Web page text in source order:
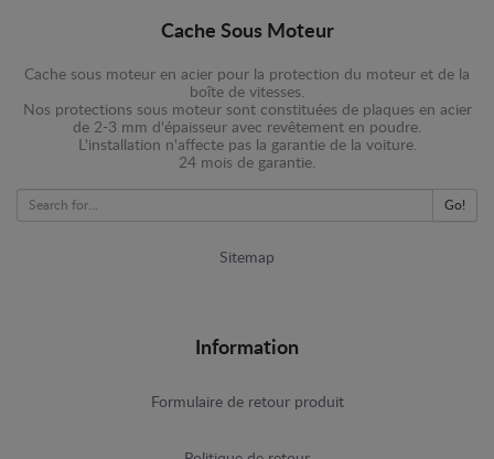
Cache Sous Moteur
Cache sous moteur en acier pour la protection du moteur et de la
boîte de vitesses.
Nos protections sous moteur sont constituées de plaques en acier
de 2-3 mm d'épaisseur avec revêtement en poudre.
L'installation n'affecte pas la garantie de la voiture.
24 mois de garantie.
Go!
Sitemap
Information
Formulaire de retour produit